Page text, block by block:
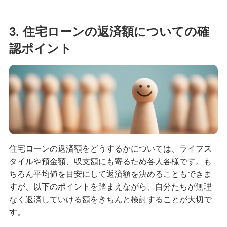
3. 住宅ローンの返済額についての確
認ポイント
住宅ローンの返済額をどうするかについては、ライフス
タイルや預金額、収支額にも寄るため各人各様です。も
ちろん平均値を目安にして返済額を決めることもできま
すが、以下のポイントを踏まえながら、自分たちが無理
なく返済していける額をきちんと検討することが大切で
す。